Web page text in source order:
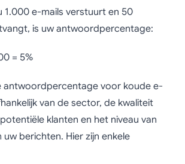
1.000 e-mails verstuurt en 50
is uw antwoordpercentage:
= 5%
antwoordpercentage voor koude e-
van de sector, de kwaliteit
klanten en het niveau van
uw berichten. Hier zijn enkele